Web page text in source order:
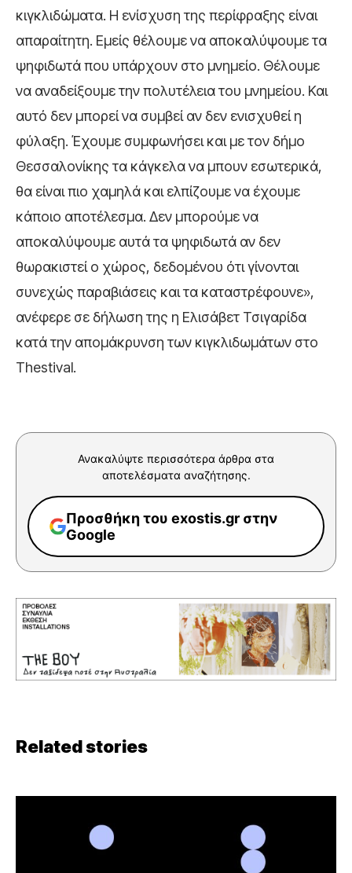
κιγκλιδώματα. Η ενίσχυση της περίφραξης είναι
απαραίτητη. Εμείς θέλουμε να αποκαλύψουμε τα
ψηφιδωτά που υπάρχουν στο μνημείο. Θέλουμε
να αναδείξουμε την πολυτέλεια του μνημείου. Και
αυτό δεν μπορεί να συμβεί αν δεν ενισχυθεί η
φύλαξη. Έχουμε συμφωνήσει και με τον δήμο
Θεσσαλονίκης τα κάγκελα να μπουν εσωτερικά,
θα είναι πιο χαμηλά και ελπίζουμε να έχουμε
κάποιο αποτέλεσμα. Δεν μπορούμε να
αποκαλύψουμε αυτά τα ψηφιδωτά αν δεν
θωρακιστεί ο χώρος, δεδομένου ότι γίνονται
συνεχώς παραβιάσεις και τα καταστρέφουνε»,
ανέφερε σε δήλωση της η Ελισάβετ Τσιγαρίδα
κατά την απομάκρυνση των κιγκλιδωμάτων στο
Thestival.
Ανακαλύψτε περισσότερα άρθρα στα
αποτελέσματα αναζήτησης.
Προσθήκη του exostis.gr στην
Google
Related stories